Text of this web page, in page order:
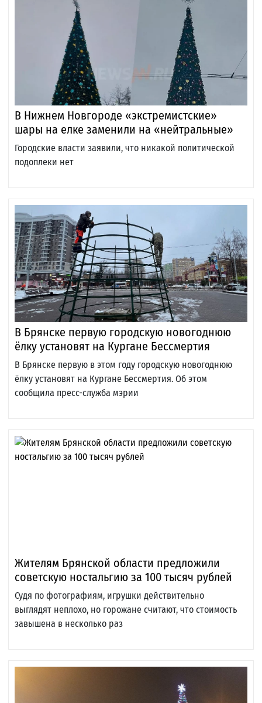
В Нижнем Новгороде «экстремистские»
шары на елке заменили на «нейтральные»
Городские власти заявили, что никакой политической
подоплеки нет
В Брянске первую городскую новогоднюю
ёлку установят на Кургане Бессмертия
В Брянске первую в этом году городскую новогоднюю
ёлку установят на Кургане Бессмертия. Об этом
сообщила пресс-служба мэрии
Жителям Брянской области предложили
советскую ностальгию за 100 тысяч рублей
Судя по фотографиям, игрушки действительно
выглядят неплохо, но горожане считают, что стоимость
завышена в несколько раз